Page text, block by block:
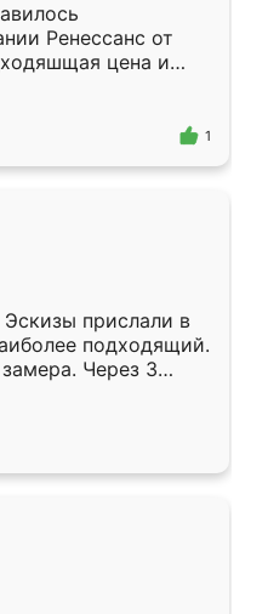
Ренессанс от
цена и
Приехавший
самый
1
Эскизы прислали в
подходящий.
Через 3
Остались
Ренессанс
работу!